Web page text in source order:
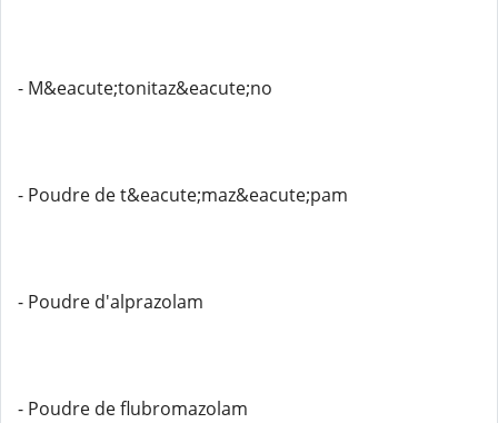
- M&eacute;tonitaz&eacute;no
- Poudre de t&eacute;maz&eacute;pam
- Poudre d'alprazolam
- Poudre de flubromazolam